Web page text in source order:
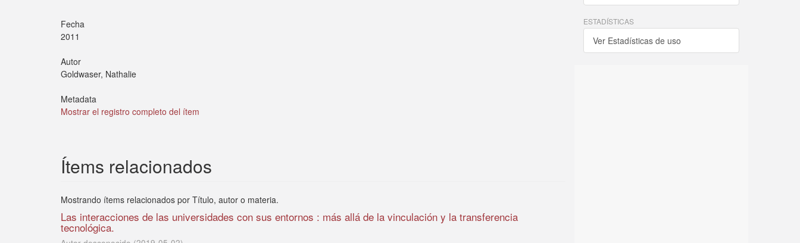
Fecha
2011
Autor
Goldwaser, Nathalie
Metadata
Mostrar el registro completo del ítem
Ítems relacionados
Mostrando ítems relacionados por Título, autor o materia.
Las interacciones de las universidades con sus entornos : más allá de la vinculación y la transferencia
tecnológica.
ESTADÍSTICAS
Ver Estadísticas de uso